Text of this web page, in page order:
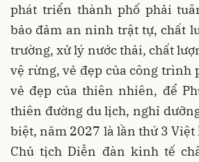
phát triển thành phố phải
bảo đảm an ninh trật tự, chất
trường, xử lý nước thải, chất
vệ rừng, vẻ đẹp của công trình
vẻ đẹp của thiên nhiên, để
thiên đường du lịch, nghỉ
biệt, năm 2027 là lần thứ 3
Chủ tịch Diễn đàn kinh tế